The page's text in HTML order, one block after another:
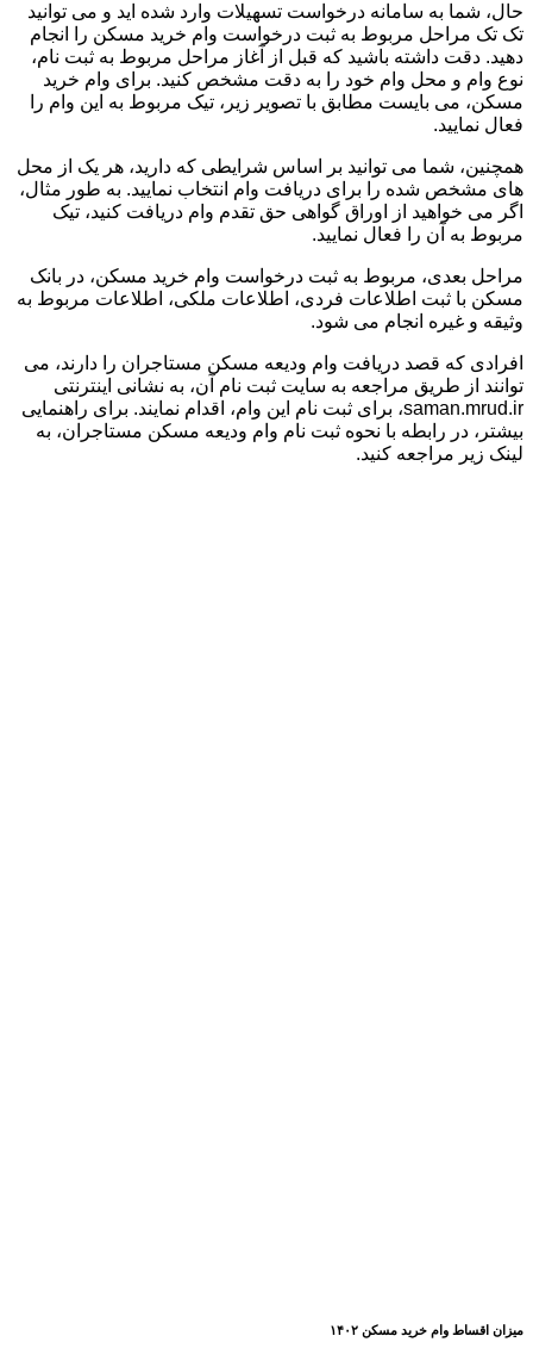
حال، شما به سامانه درخواست تسهیلات وارد شده اید و می توانید
تک تک مراحل مربوط به ثبت درخواست وام خرید مسکن را انجام
دهید. دقت داشته باشید که قبل از آغاز مراحل مربوط به ثبت نام،
نوع وام و محل وام خود را به دقت مشخص کنید. برای وام خرید
مسکن، می بایست مطابق با تصویر زیر، تیک مربوط به این وام را
فعال نمایید.
همچنین، شما می توانید بر اساس شرایطی که دارید، هر یک از محل
های مشخص شده را برای دریافت وام انتخاب نمایید. به طور مثال،
اگر می خواهید از اوراق گواهی حق تقدم وام دریافت کنید، تیک
مربوط به آن را فعال نمایید.
مراحل بعدی، مربوط به ثبت درخواست وام خرید مسکن، در بانک
مسکن با ثبت اطلاعات فردی، اطلاعات ملکی، اطلاعات مربوط به
وثیقه و غیره انجام می شود.
افرادی که قصد دریافت وام ودیعه مسکن مستاجران را دارند، می
توانند از طریق مراجعه به سایت ثبت نام آن، به نشانی اینترنتی
saman.mrud.ir، برای ثبت نام این وام، اقدام نمایند. برای راهنمایی
بیشتر، در رابطه با نحوه ثبت نام وام ودیعه مسکن مستاجران، به
لینک زیر مراجعه کنید.
میزان اقساط وام خرید مسکن ۱۴۰۲